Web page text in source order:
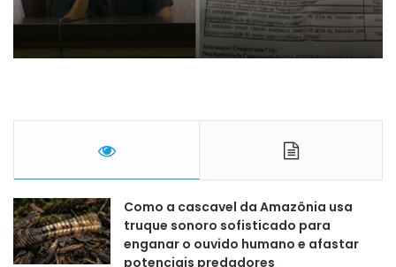
Como a cascavel da Amazônia usa
truque sonoro sofisticado para
enganar o ouvido humano e afastar
potenciais predadores